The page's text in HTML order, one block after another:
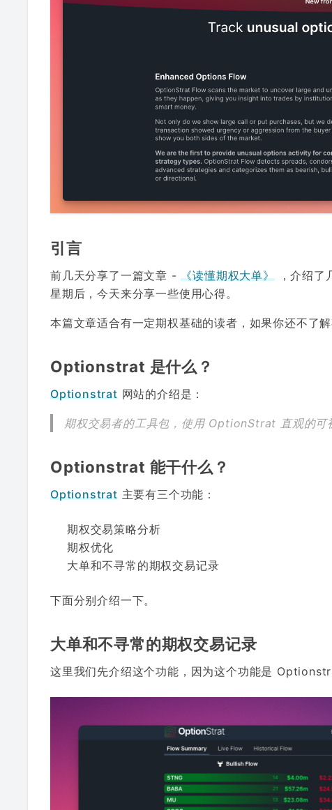
引言
前几天分享了一篇文章 -《读懂期权大单》，介绍了
星期后，今天来分享一些使用心得。
本篇文章适合有一定期权基础的读者，如果你还不了
Optionstrat 是什么？
Optionstrat网站的介绍是：
期权交易者的工具包，使用 OptionStrat 直观的可
Optionstrat 能干什么？
Optionstrat主要有三个功能：
期权交易策略分析
期权优化
大单和不寻常的期权交易记录
下面分别介绍一下。
大单和不寻常的期权交易记录
这里我们先介绍这个功能，因为这个功能是